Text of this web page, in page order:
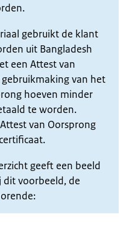
gebruikt de klant
uit Bangladesh
een Attest van
van het
hoeven minder
te worden.
van Oorsprong
geeft een beeld
dit voorbeeld, de